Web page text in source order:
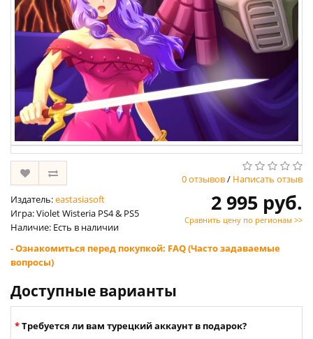
0 отзывов/ Написать отзыв
Издатель:eastasiasoft
Игра: Violet Wisteria PS4 & PS5
Наличие: Есть в наличии
2 995 руб.
Сравнить цену по регионам >>
- Ознакомиться перед покупкой: FAQ (Часто задаваемые
вопросы)
Доступные варианты
Требуется ли вам турецкий аккаунт в подарок?